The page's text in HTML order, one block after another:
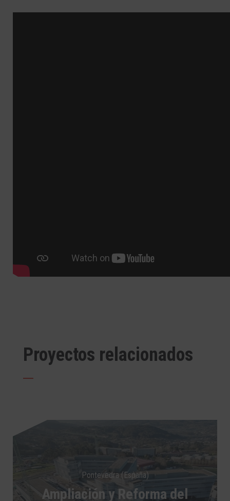
Proyectos relacionados
Pontevedra (España)
Ampliación y Reforma del